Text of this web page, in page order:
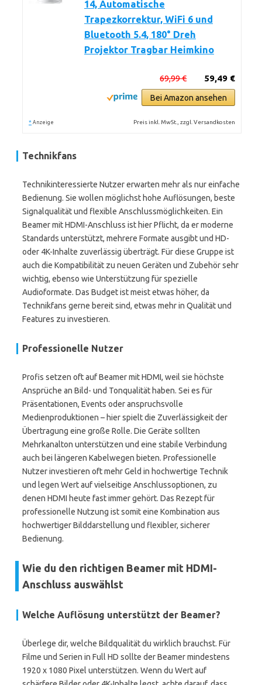
14, Automatische
Trapezkorrektur, WiFi 6 und
Bluetooth 5.4, 180° Dreh
Projektor Tragbar Heimkino
59,49 €
69,99 €
Bei Amazon ansehen
* Anzeige Preis inkl. MwSt., zzgl. Versandkosten
Technikfans
Technikinteressierte Nutzer erwarten mehr als nur einfache
Bedienung. Sie wollen möglichst hohe Auflösungen, beste
Signalqualität und flexible Anschlussmöglichkeiten. Ein
Beamer mit HDMI-Anschluss ist hier Pflicht, da er moderne
Standards unterstützt, mehrere Formate ausgibt und HD-
oder 4K-Inhalte zuverlässig überträgt. Für diese Gruppe ist
auch die Kompatibilität zu neuen Geräten und Zubehör sehr
wichtig, ebenso wie Unterstützung für spezielle
Audioformate. Das Budget ist meist etwas höher, da
Technikfans gerne bereit sind, etwas mehr in Qualität und
Features zu investieren.
Professionelle Nutzer
Profis setzen oft auf Beamer mit HDMI, weil sie höchste
Ansprüche an Bild- und Tonqualität haben. Sei es für
Präsentationen, Events oder anspruchsvolle
Medienproduktionen – hier spielt die Zuverlässigkeit der
Übertragung eine große Rolle. Die Geräte sollten
Mehrkanalton unterstützen und eine stabile Verbindung
auch bei längeren Kabelwegen bieten. Professionelle
Nutzer investieren oft mehr Geld in hochwertige Technik
und legen Wert auf vielseitige Anschlussoptionen, zu
denen HDMI heute fast immer gehört. Das Rezept für
professionelle Nutzung ist somit eine Kombination aus
hochwertiger Bilddarstellung und flexibler, sicherer
Bedienung.
Wie du den richtigen Beamer mit HDMI-
Anschluss auswählst
Welche Auflösung unterstützt der Beamer?
Überlege dir, welche Bildqualität du wirklich brauchst. Für
Filme und Serien in Full HD sollte der Beamer mindestens
1920 x 1080 Pixel unterstützen. Wenn du Wert auf